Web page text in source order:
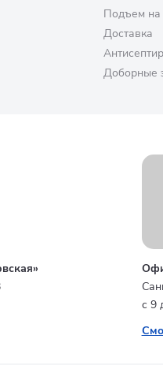
Подъем на
Доставка
Доборные
с 9